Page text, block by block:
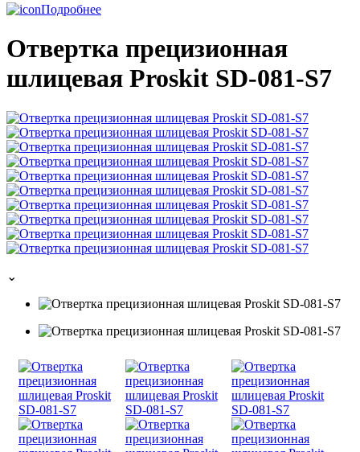
Подробнее
Отвертка прецизионная
шлицевая Proskit SD-081-S7
⌄